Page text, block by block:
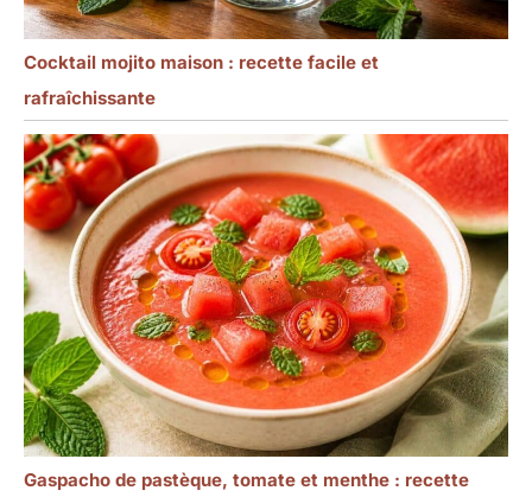
Cocktail mojito maison : recette facile et
rafraîchissante
Gaspacho de pastèque, tomate et menthe : recette